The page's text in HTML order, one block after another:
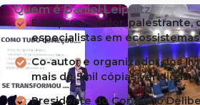
Quem é Daniel Leipnitz
É empreendedor, palestrante,
especialistas em
Co-autor e organizador dos
mais de 5mil cópias vendidas
Presidente do Conselho